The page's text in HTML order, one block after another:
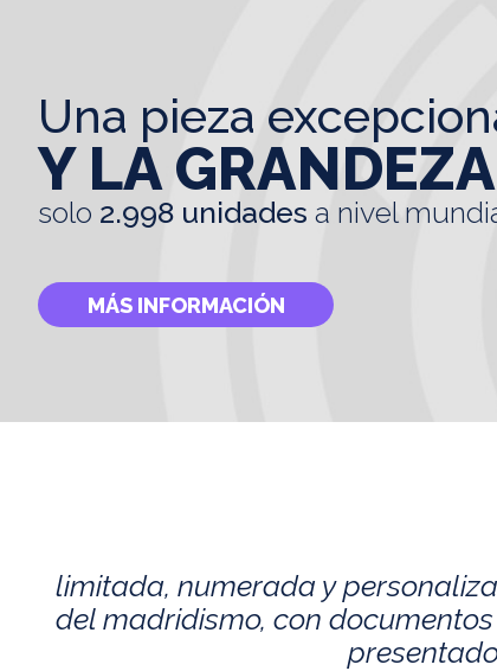
una pieza
Y LA
solo 2.998 unidades a nivel
MÁS INFORMACIÓN
limitada, numerada y
del madridismo, con